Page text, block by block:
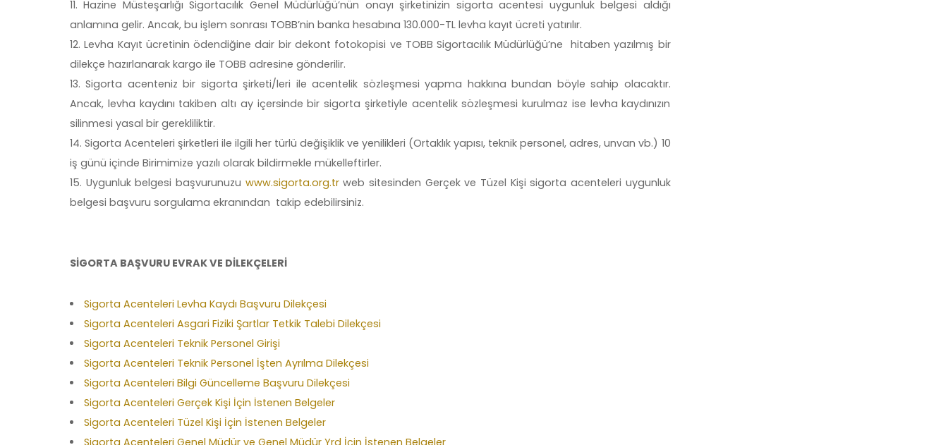
Hazine Müsteşarlığı Sigortacılık Genel Müdürlüğü’nün onayı şirketinizin sigorta acentesi uygunluk belgesi aldığı
anlamına gelir. Ancak, bu işlem sonrası TOBB’nin banka hesabına 130.000-TL levha kayıt ücreti yatırılır.
Levha Kayıt ücretinin ödendiğine dair bir dekont fotokopisi ve TOBB Sigortacılık Müdürlüğü’ne hitaben yazılmış bir
dilekçe hazırlanarak kargo ile TOBB adresine gönderilir.
Sigorta acenteniz bir sigorta şirketi/leri ile acentelik sözleşmesi yapma hakkına bundan böyle sahip olacaktır.
Ancak, levha kaydını takiben altı ay içersinde bir sigorta şirketiyle acentelik sözleşmesi kurulmaz ise levha kaydınızın
silinmesi yasal bir gerekliliktir.
Sigorta Acenteleri şirketleri ile ilgili her türlü değişiklik ve yenilikleri (Ortaklık yapısı, teknik personel, adres, unvan vb.) 10
iş günü içinde Birimimize yazılı olarak bildirmekle mükelleftirler.
Uygunluk belgesi başvurunuzu www.sigorta.org.trweb sitesinden Gerçek ve Tüzel Kişi sigorta acenteleri uygunluk
belgesi başvuru sorgulama ekranından takip edebilirsiniz.
SİGORTA BAŞVURU EVRAK VE DİLEKÇELERİ
Sigorta Acenteleri Levha Kaydı Başvuru Dilekçesi
Sigorta Acenteleri Asgari Fiziki Şartlar Tetkik Talebi Dilekçesi
Sigorta Acenteleri Teknik Personel Girişi
Sigorta Acenteleri Teknik Personel İşten Ayrılma Dilekçesi
Sigorta Acenteleri Bilgi Güncelleme Başvuru Dilekçesi
Sigorta Acenteleri Gerçek Kişi İçin İstenen Belgeler
Sigorta Acenteleri Tüzel Kişi İçin İstenen Belgeler
Sigorta Acenteleri Genel Müdür ve Genel Müdür Yrd İçin İstenen Belgeler